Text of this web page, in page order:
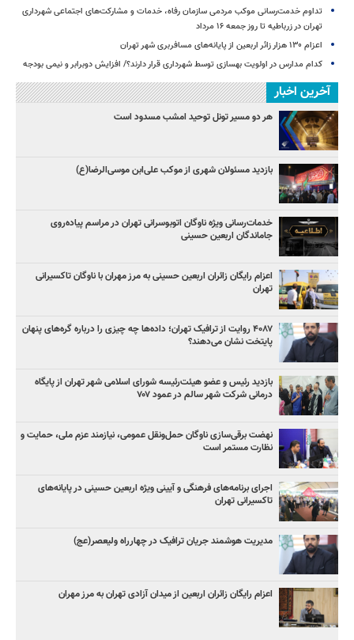
تداوم خدمت‌رسانی موکب مردمی سازمان رفاه، خدمات و مشارکت‌های اجتماعی شهرداری
تهران در زرباطیه تا روز جمعه ۱۶ مرداد
اعزام ۱۳۰ هزار زائر اربعین از پایانه‌های مسافربری شهر تهران
کدام مدارس در اولویت بهسازی توسط شهرداری قرار دارند؟/ افزایش دوبرابر و نیمی بودجه
آخرین اخبار
هر دو مسیر تونل توحید امشب مسدود است
بازدید مسئولان شهری از موکب علی‌ابن موسی‌الرضا(ع)
خدمات‌رسانی ویژه ناوگان اتوبوسرانی تهران در مراسم پیاده‌روی
جاماندگان اربعین حسینی
اعزام رایگان زائران اربعین حسینی به مرز مهران با ناوگان تاکسیرانی
تهران
۴۰۸۷ روایت از ترافیک تهران؛ داده‌ها چه چیزی را درباره گره‌های پنهان
پایتخت نشان می‌دهند؟
بازدید رئیس و عضو هیئت‌رئیسه شورای اسلامی شهر تهران از پایگاه
درمانی شرکت شهر سالم در عمود ۷۰۷
نهضت برقی‌سازی ناوگان حمل‌ونقل عمومی، نیازمند عزم ملی، حمایت و
نظارت مستمر است
اجرای برنامه‌های فرهنگی و آیینی ویژه اربعین حسینی در پایانه‌های
تاکسیرانی تهران
مدیریت هوشمند جریان ترافیک در چهارراه ولیعصر(عج)
اعزام رایگان زائران اربعین از میدان آزادی تهران به مرز مهران